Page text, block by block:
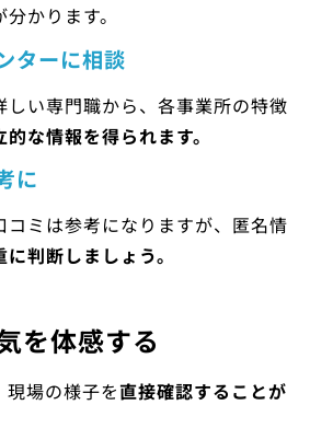
かります。
ターに相談
しい専門職から、各事業所の特徴
的な情報を得られます。
に
コミは参考になりますが、匿名情
に判断しましょう。
を体感する
現場の様子を直接確認することが